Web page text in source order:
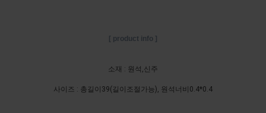
[ product info ]
소재 : 원석,신주
사이즈 : 총길이39(길이조절가능), 원석너비0.4*0.4